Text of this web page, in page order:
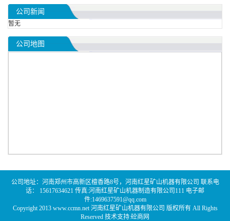
公司新闻
暂无
公司地图
公司地址：河南郑州市高新区檀香路8号，河南红星矿山机器有限公司 联系电
话： 15617634621 传真:河南红星矿山机器制造有限公司111 电子邮
件:1469637591@qq.com
Copyright 2013 www.ccmn.net 河南红星矿山机器有限公司 版权所有 All Rights
Reserved 技术支持:砼商网